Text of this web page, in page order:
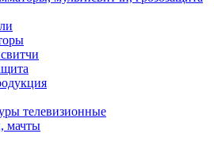
телевизионные
мачты